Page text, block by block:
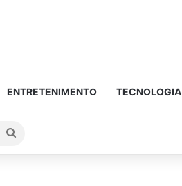
ENTRETENIMENTO TECNOLOGIA
Procurar
por